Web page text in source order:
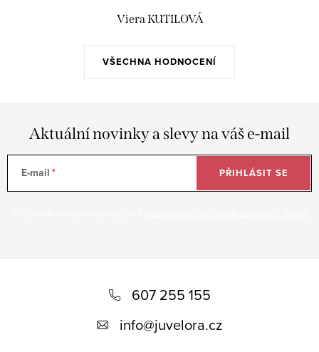
VŠECHNA HODNOCENÍ
Viera KUTILOVÁ
Aktuální novinky a slevy na váš e-mail
E-mail PŘIHLÁSIT SE
607 255 155
info@juvelora.cz